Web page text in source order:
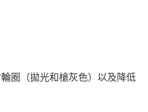
輪圈（拋光和槍灰色）以及降低